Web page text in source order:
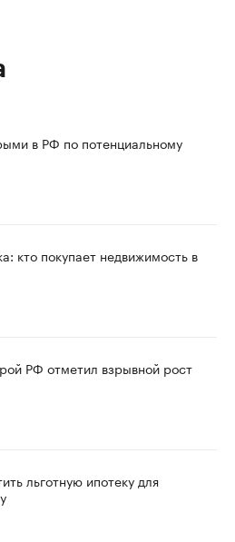
в РФ по потенциальному
кто покупает недвижимость в
РФ отметил взрывной рост
льготную ипотеку для